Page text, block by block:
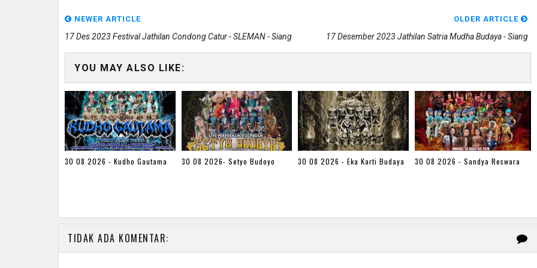
NEWER ARTICLE
17 Des 2023 Festival Jathilan Condong Catur - SLEMAN - Siang
OLDER ARTICLE
17 Desember 2023 Jathilan Satria Mudha Budaya - Siang
YOU MAY ALSO LIKE:
30 08 2026 - Kudho Gautama 30 08 2026- Setyo Budoyo 30 08 2026 - Eka Karti Budaya 30 08 2026 - Sandya Reswara
TIDAK ADA KOMENTAR: